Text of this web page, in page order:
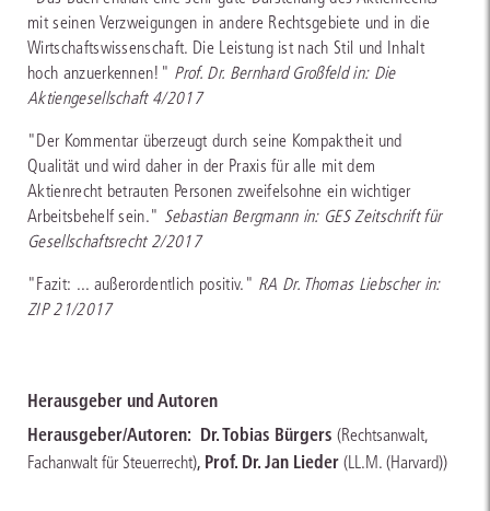
mit seinen Verzweigungen in andere Rechtsgebiete und in die
Wirtschaftswissenschaft. Die Leistung ist nach Stil und Inhalt
hoch anzuerkennen!" Prof. Dr. Bernhard Großfeld in: Die
Aktiengesellschaft 4/2017
"Der Kommentar überzeugt durch seine Kompaktheit und
Qualität und wird daher in der Praxis für alle mit dem
Aktienrecht betrauten Personen zweifelsohne ein wichtiger
Arbeitsbehelf sein." Sebastian Bergmann in: GES Zeitschrift für
Gesellschaftsrecht 2/2017
"Fazit: ... außerordentlich positiv." RA Dr. Thomas Liebscher in:
ZIP 21/2017
Herausgeber und Autoren
Herausgeber/Autoren: Dr. Tobias Bürgers (Rechtsanwalt,
Fachanwalt für Steuerrecht), Prof. Dr. Jan Lieder (LL.M. (Harvard))